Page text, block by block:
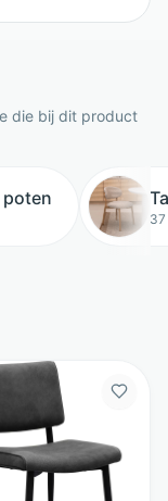
die bij dit product
poten